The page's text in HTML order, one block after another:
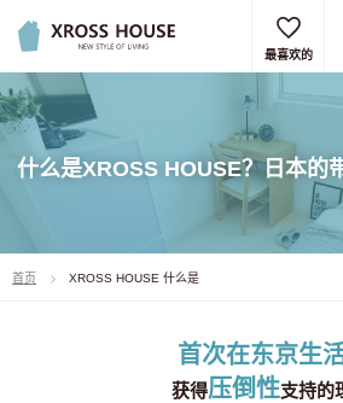
最喜欢的
什么是XROSS HOUSE？日本的
首页 XROSS HOUSE 什么是
首次在东京生
获得压倒性支持的